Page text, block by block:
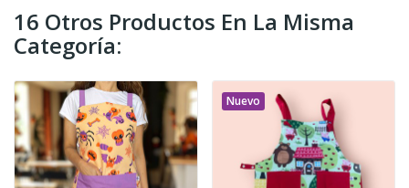
16 Otros Productos En La Misma
Categoría:
Nuevo